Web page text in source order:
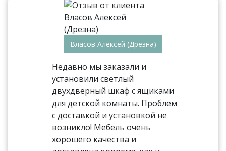
Власов Алексей (Дрезна)
Недавно мы заказали и
установили светлый
двухдверный шкаф с ящиками
для детской комнаты. Проблем
с доставкой и установкой не
возникло! Мебель очень
хорошего качества и